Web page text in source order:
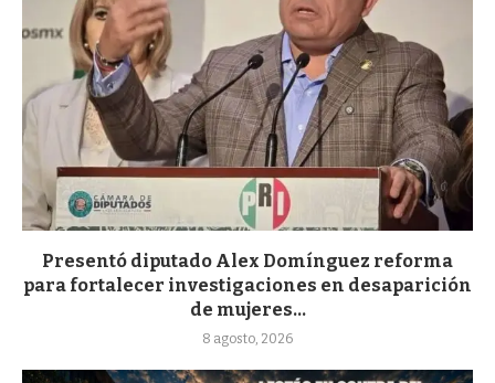
Presentó diputado Alex Domínguez reforma
para fortalecer investigaciones en desaparición
de mujeres...
8 agosto, 2026